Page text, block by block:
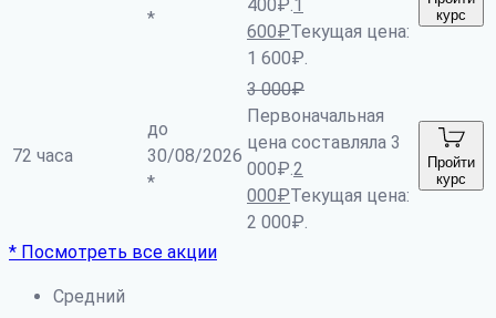
*
400₽.1
600₽Текущая цена:
1 600₽.
курс
72 часа
до
30/08/2026
*
3 000₽
Первоначальная
цена составляла 3
000₽.2
000₽Текущая цена:
2 000₽.
Пройти
курс
* Посмотреть все акции
Средний